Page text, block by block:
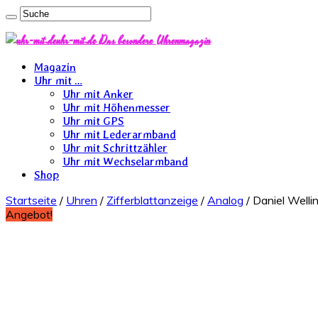
uhr-mit.de Das besondere Uhrenmagazin
Magazin
Uhr mit …
Uhr mit Anker
Uhr mit Höhenmesser
Uhr mit GPS
Uhr mit Lederarmband
Uhr mit Schrittzähler
Uhr mit Wechselarmband
Shop
Startseite / Uhren / Zifferblattanzeige / Analog / Daniel
Angebot!